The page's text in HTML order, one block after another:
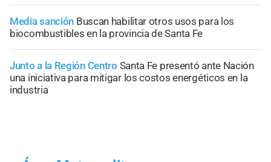
Media sanción Buscan habilitar otros usos para los
biocombustibles en la provincia de Santa Fe
Junto a la Región Centro Santa Fe presentó ante Nación
una iniciativa para mitigar los costos energéticos en la
industria